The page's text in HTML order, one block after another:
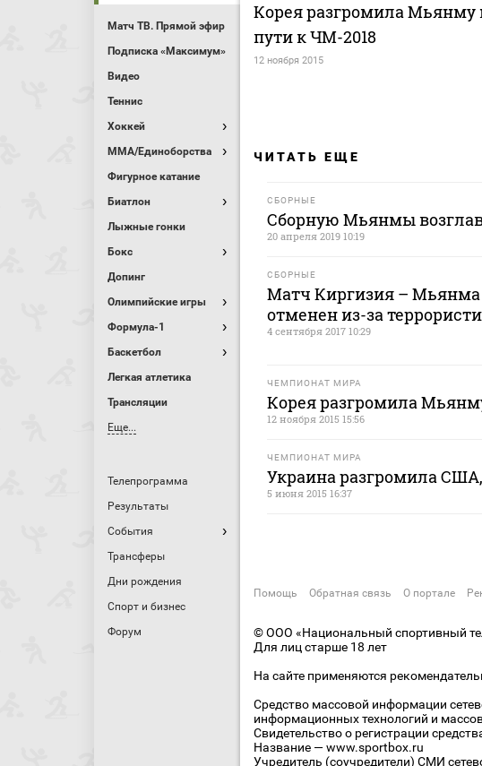
Матч ТВ. Прямой эфир
Подписка «Максимум»
Видео
Теннис
Хоккей
MMA/Единоборства
Фигурное катание
Биатлон
Лыжные гонки
Бокс
Допинг
Олимпийские игры
Формула-1
Баскетбол
Легкая атлетика
Трансляции
Еще...
Телепрограмма
Результаты
События
Трансферы
Дни рождения
Спорт и бизнес
Форум
Корея разгромила Мьянму
пути к ЧМ-2018
12 ноября 2015
ЧИТАТЬ ЕЩЕ
СБОРНЫЕ
Сборную Мьянмы
20 апреля 2019 10:19
СБОРНЫЕ
Матч Киргизия –
отменен из-за
4 сентября 2017 10:29
ЧЕМПИОНАТ МИРА
Корея разгромила
12 ноября 2015 15:56
ЧЕМПИОНАТ МИРА
Украина разгромила
5 июня 2015 16:37
Помощь Обратная связь О портале
© ООО «Национальный спортивный
Для лиц старше 18 лет
На сайте применяются
Средство массовой информации
информационных технологий и
Свидетельство о регистрации
Название — www.sportbox.ru
Учредитель (соучредители) СМИ